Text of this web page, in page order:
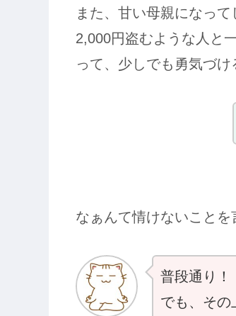
また、甘い母親になっ
2,000円盗むような人と
って、少しでも勇気づ
なぁんて情けないことを
普段通り！
でも、その